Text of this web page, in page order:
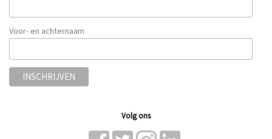
Voor- en achternaam
Volg ons